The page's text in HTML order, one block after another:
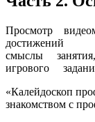
Просмотр
достижений
смыслы
игрового
«Калейдоскоп
знакомством с